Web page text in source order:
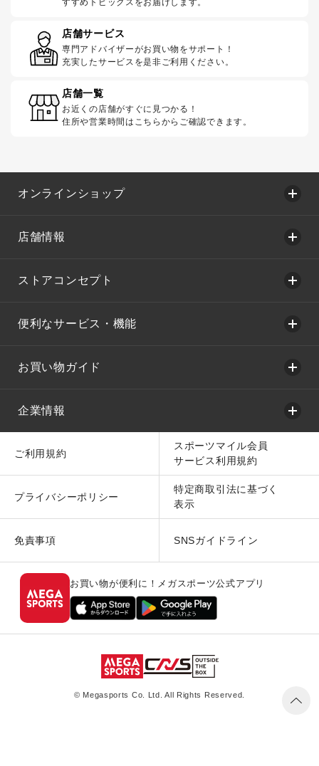
すすめトピックスをお届けします。
店舗サービス
専門アドバイザーがお買い物をサポート！
充実したサービスを是非ご利用ください。
店舗一覧
お近くの店舗がすぐに見つかる！
住所や営業時間はこちらからご確認できます。
オンラインショップ
店舗情報
ストアコンセプト
便利なサービス・機能
お買い物ガイド
企業情報
ご利用規約
スポーツマイル会員
サービス利用規約
プライバシーポリシー
特定商取引法に基づく
表示
免責事項 SNSガイドライン
お買い物が便利に！メガスポーツ公式アプリ
© Megasports Co. Ltd. All Rights Reserved.